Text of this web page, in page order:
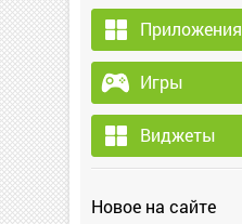
Приложения
Игры
Виджеты
Новое на сайте